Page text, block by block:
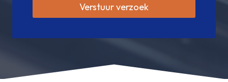
Verstuur verzoek